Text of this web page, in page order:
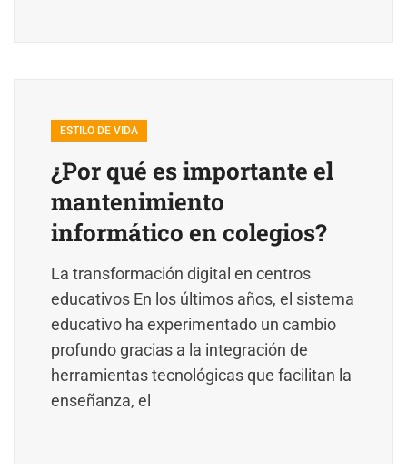
ESTILO DE VIDA
¿Por qué es importante el
mantenimiento
informático en colegios?
La transformación digital en centros
educativos En los últimos años, el sistema
educativo ha experimentado un cambio
profundo gracias a la integración de
herramientas tecnológicas que facilitan la
enseñanza, el